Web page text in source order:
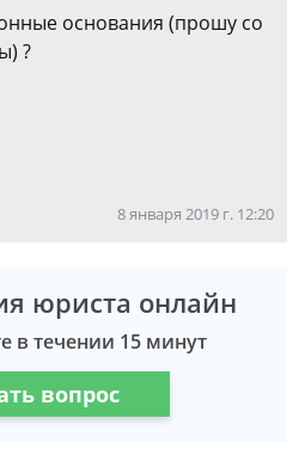
основания (прошу со
?
8 января 2019 г. 12:20
юриста онлайн
в течении 15 минут
вопрос